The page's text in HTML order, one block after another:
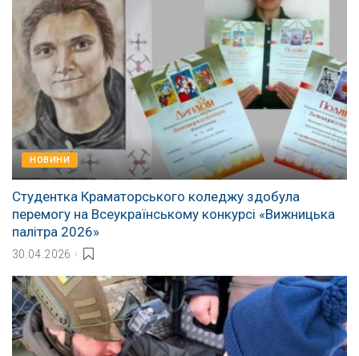
НОВИНИ
Студентка Краматорського коледжу здобула
перемогу на Всеукраїнському конкурсі «Вижницька
палітра 2026»
30.04.2026